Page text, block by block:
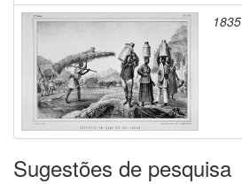
1835
Sugestões de pesquisa